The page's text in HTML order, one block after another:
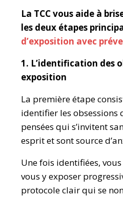
La TCC vous aide à
les deux étapes
d’exposition avec
1. L’identification des
exposition
La première étape
identifier les obsessions
pensées qui s’invitent
esprit et sont source
Une fois identifiées,
vous y exposer
protocole clair qui se